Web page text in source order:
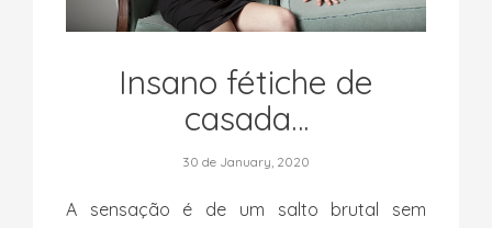
Insano fétiche de
casada…
30 de January, 2020
A sensação é de um salto brutal sem